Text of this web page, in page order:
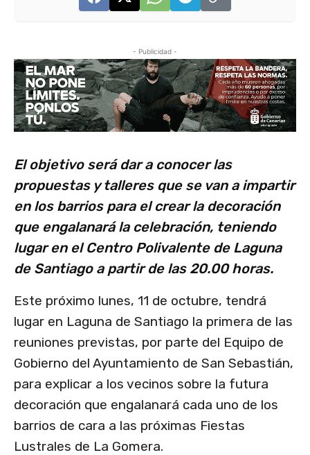
- Publicidad -
El objetivo será dar a conocer las
propuestas y talleres que se van a impartir
en los barrios para el crear la decoración
que engalanará la celebración, teniendo
lugar en el Centro Polivalente de Laguna
de Santiago a partir de las 20.00 horas.
Este próximo lunes, 11 de octubre, tendrá
lugar en Laguna de Santiago la primera de las
reuniones previstas, por parte del Equipo de
Gobierno del Ayuntamiento de San Sebastián,
para explicar a los vecinos sobre la futura
decoración que engalanará cada uno de los
barrios de cara a las próximas Fiestas
Lustrales de La Gomera.